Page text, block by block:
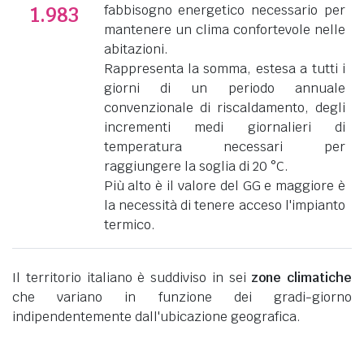
1.983
fabbisogno energetico necessario per
mantenere un clima confortevole nelle
abitazioni.
Rappresenta la somma, estesa a tutti i
giorni di un periodo annuale
convenzionale di riscaldamento, degli
incrementi medi giornalieri di
temperatura necessari per
raggiungere la soglia di 20 °C.
Più alto è il valore del GG e maggiore è
la necessità di tenere acceso l'impianto
termico.
Il territorio italiano è suddiviso in sei zone climatiche
che variano in funzione dei gradi-giorno
indipendentemente dall'ubicazione geografica.